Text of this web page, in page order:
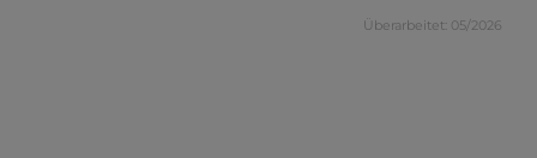
Überarbeitet: 05/2026